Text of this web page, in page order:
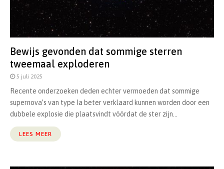
Bewijs gevonden dat sommige sterren
tweemaal exploderen
5 juli 2025
Recente onderzoeken deden echter vermoeden dat sommige
supernova’s van type Ia beter verklaard kunnen worden door een
dubbele explosie die plaatsvindt vóórdat de ster zijn...
LEES MEER